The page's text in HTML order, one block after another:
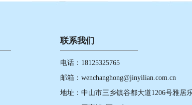
联系我们
电话：18125325765
邮箱：wenchanghong@jinyilian.com.cn
地址： 中山市三乡镇谷都大道1206号雅居